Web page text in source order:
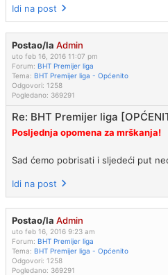
Idi na post
Postao/la Admin
uto feb 16, 2016 11:07 pm
Forum: BHT Premijer liga
Tema: BHT Premijer liga - Općenito
Odgovori: 1258
Pogledano: 369291
Re: BHT Premijer liga
Posljednja opomena za mrškanja!
Sad ćemo pobrisati i sljedeći put
Idi na post
Postao/la Admin
uto feb 16, 2016 9:23 am
Forum: BHT Premijer liga
Tema: BHT Premijer liga - Općenito
Odgovori: 1258
Pogledano: 369291